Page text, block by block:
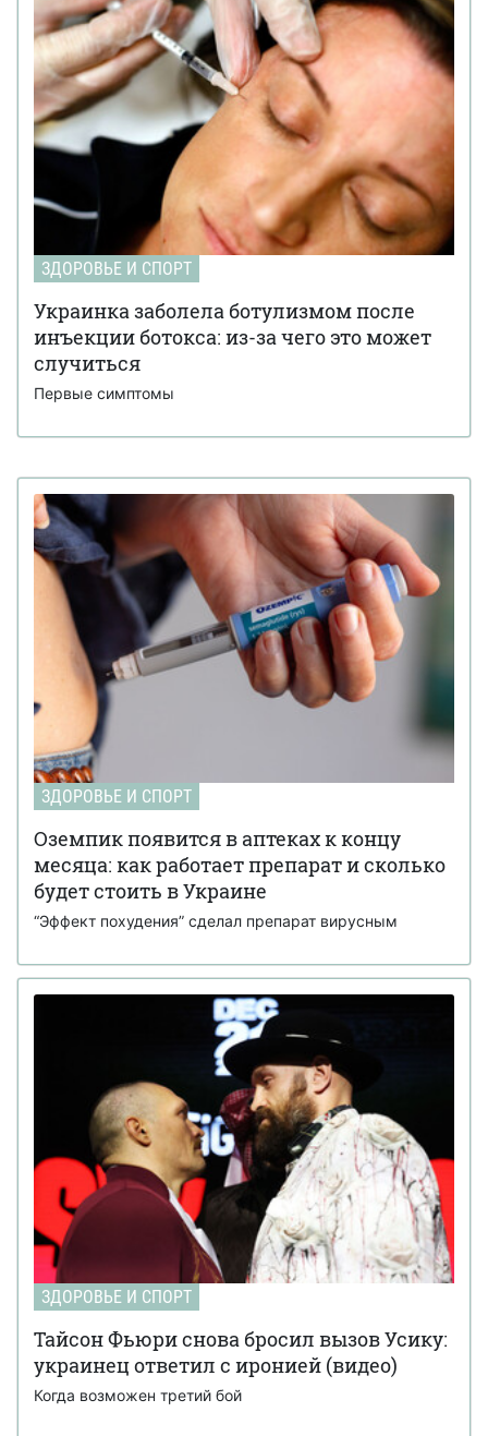
ЗДОРОВЬЕ И СПОРТ
Украинка заболела ботулизмом после
инъекции ботокса: из-за чего это может
случиться
Первые симптомы
ЗДОРОВЬЕ И СПОРТ
Оземпик появится в аптеках к концу
месяца: как работает препарат и сколько
будет стоить в Украине
“Эффект похудения” сделал препарат вирусным
ЗДОРОВЬЕ И СПОРТ
Тайсон Фьюри снова бросил вызов Усику:
украинец ответил с иронией (видео)
Когда возможен третий бой